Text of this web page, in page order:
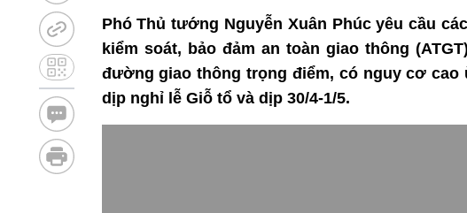
Phó Thủ tướng Nguyễn Xuân Phúc yêu cầu
kiểm soát, bảo đảm an toàn giao thông
đường giao thông trọng điểm, có nguy cơ cao
dịp nghỉ lễ Giỗ tổ và dịp 30/4-1/5.